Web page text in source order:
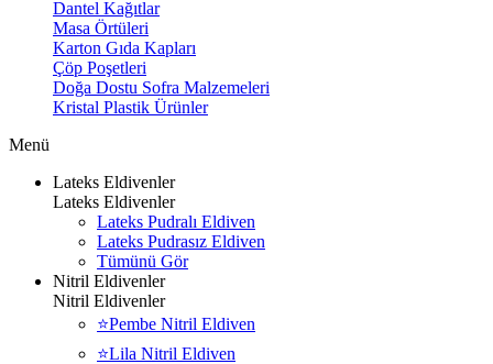
Dantel Kağıtlar
Masa Örtüleri
Karton Gıda Kapları
Çöp Poşetleri
Doğa Dostu Sofra Malzemeleri
Kristal Plastik Ürünler
Menü
Lateks Eldivenler
Lateks Eldivenler
Lateks Pudralı Eldiven
Lateks Pudrasız Eldiven
Tümünü Gör
Nitril Eldivenler
Nitril Eldivenler
⭐Pembe Nitril Eldiven
⭐Lila Nitril Eldiven